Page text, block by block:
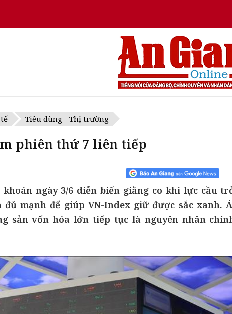
Tiêu dùng - Thị trường
phiên thứ 7 liên tiếp
ngày 3/6 diễn biến giằng co khi lực cầu
đủ mạnh để giúp VN-Index giữ được sắc xanh.
sản vốn hóa lớn tiếp tục là nguyên nhân